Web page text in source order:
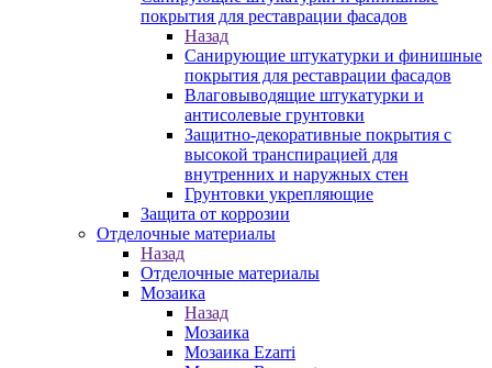
покрытия для реставрации фасадов
Назад
Санирующие штукатурки и финишные
покрытия для реставрации фасадов
Влаговыводящие штукатурки и
антисолевые грунтовки
Защитно-декоративные покрытия с
высокой транспирацией для
внутренних и наружных стен
Грунтовки укрепляющие
Защита от коррозии
Отделочные материалы
Назад
Отделочные материалы
Мозаика
Назад
Мозаика
Мозаика Ezarri